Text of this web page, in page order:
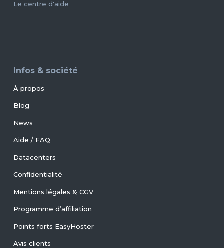
Le centre d'aide
Infos & société
À propos
Blog
News
Aide / FAQ
Datacenters
Confidentialité
Mentions légales & CGV
Programme d’affiliation
Points forts EasyHoster
Avis clients